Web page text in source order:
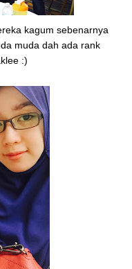
kagum sebenarnya
muda dah ada rank
:)